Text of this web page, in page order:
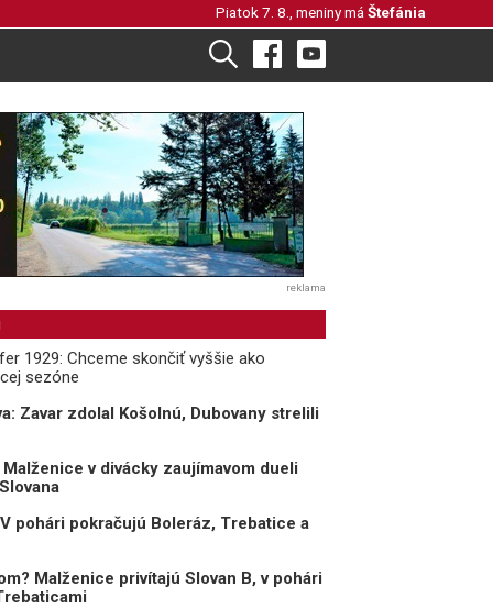
Piatok 7. 8., meniny má Štefánia
reklama
1929: Chceme skončiť vyššie ako
sezóne
Zavar zdolal Košolnú, Dubovany strelili
v divácky zaujímavom dueli
pohári pokračujú Boleráz, Trebatice a
Malženice privítajú Slovan B, v pohári